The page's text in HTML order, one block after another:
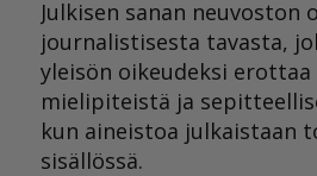
Julkisen sanan neuvoston
journalistisesta tavasta,
yleisön oikeudeksi
mielipiteistä ja
kun aineistoa julkaistaan
sisällössä.